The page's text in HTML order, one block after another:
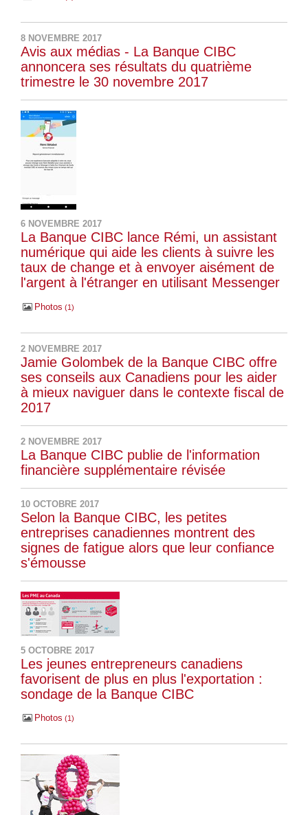
8 NOVEMBRE 2017
Avis aux médias - La Banque CIBC
annoncera ses résultats du quatrième
trimestre le 30 novembre 2017
6 NOVEMBRE 2017
La Banque CIBC lance Rémi, un assistant
numérique qui aide les clients à suivre les
taux de change et à envoyer aisément de
l'argent à l'étranger en utilisant Messenger
Photos 1
2 NOVEMBRE 2017
Jamie Golombek de la Banque CIBC offre
ses conseils aux Canadiens pour les aider
à mieux naviguer dans le contexte fiscal de
2017
2 NOVEMBRE 2017
La Banque CIBC publie de l'information
financière supplémentaire révisée
10 OCTOBRE 2017
Selon la Banque CIBC, les petites
entreprises canadiennes montrent des
signes de fatigue alors que leur confiance
s'émousse
5 OCTOBRE 2017
Les jeunes entrepreneurs canadiens
favorisent de plus en plus l'exportation :
sondage de la Banque CIBC
Photos 1